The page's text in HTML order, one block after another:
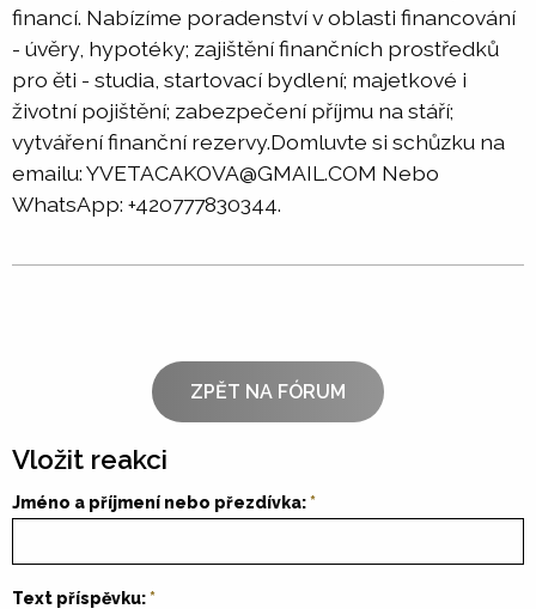
financí. Nabízíme poradenství v oblasti financování
- úvěry, hypotéky; zajištění finančních prostředků
pro ěti - studia, startovací bydlení; majetkové i
životní pojištění; zabezpečení příjmu na stáří;
vytváření finanční rezervy.Domluvte si schůzku na
emailu: YVETACAKOVA@GMAIL.COM Nebo
WhatsApp: +420777830344.
ZPĚT NA FÓRUM
Vložit reakci
Jméno a příjmení nebo přezdívka:
Text příspěvku: